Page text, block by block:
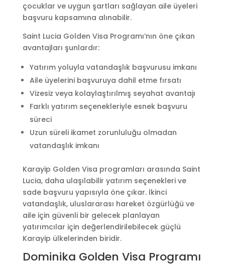
çocuklar ve uygun şartları sağlayan aile üyeleri
başvuru kapsamına alınabilir.
Saint Lucia Golden Visa Programı’nın öne çıkan
avantajları şunlardır:
Yatırım yoluyla vatandaşlık başvurusu imkanı
Aile üyelerini başvuruya dahil etme fırsatı
Vizesiz veya kolaylaştırılmış seyahat avantajı
Farklı yatırım seçenekleriyle esnek başvuru
süreci
Uzun süreli ikamet zorunluluğu olmadan
vatandaşlık imkanı
Karayip Golden Visa programları arasında Saint
Lucia, daha ulaşılabilir yatırım seçenekleri ve
sade başvuru yapısıyla öne çıkar. İkinci
vatandaşlık, uluslararası hareket özgürlüğü ve
aile için güvenli bir gelecek planlayan
yatırımcılar için değerlendirilebilecek güçlü
Karayip ülkelerinden biridir.
Dominika Golden Visa Programı